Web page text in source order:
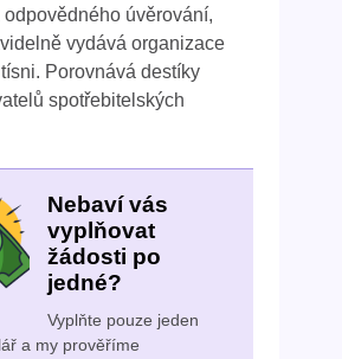
odpovědného úvěrování,
vydává organizace
Porovnává destíky
spotřebitelských
Nebaví vás
vyplňovat
žádosti po
jedné?
Vyplňte pouze jeden
a my prověříme